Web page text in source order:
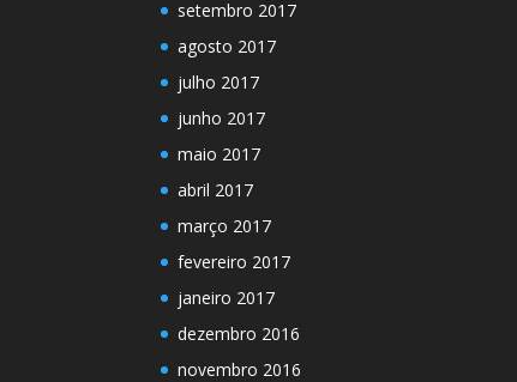
setembro 2017
agosto 2017
julho 2017
junho 2017
maio 2017
abril 2017
março 2017
fevereiro 2017
janeiro 2017
dezembro 2016
novembro 2016